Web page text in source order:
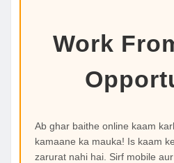
Work
Ab ghar baithe online kaam
kamaane ka mauka! Is kaam
zarurat nahi hai. Sirf mobile